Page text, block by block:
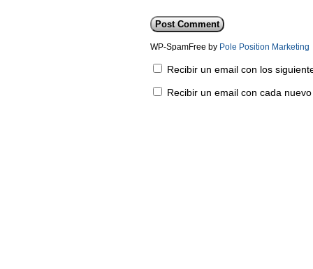
WP-SpamFree by Pole Position Marketing
Recibir un email con los
Recibir un email con cada